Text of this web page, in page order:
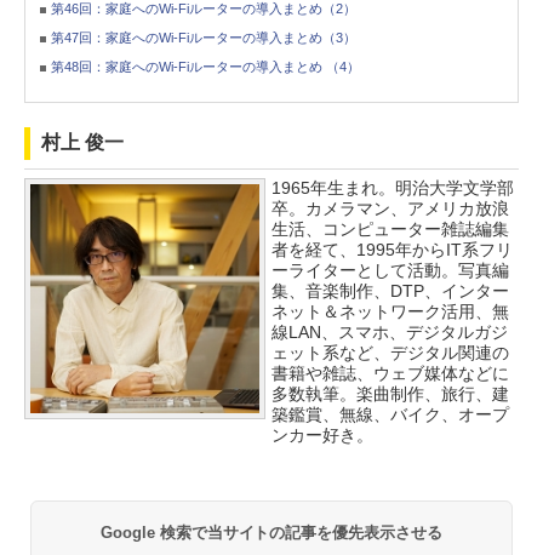
第46回：家庭へのWi-Fiルーターの導入まとめ（2）
第47回：家庭へのWi-Fiルーターの導入まとめ（3）
第48回：家庭へのWi-Fiルーターの導入まとめ （4）
村上 俊一
1965年生まれ。明治大学文学部
卒。カメラマン、アメリカ放浪
生活、コンピューター雑誌編集
者を経て、1995年からIT系フリ
ーライターとして活動。写真編
集、音楽制作、DTP、インター
ネット＆ネットワーク活用、無
線LAN、スマホ、デジタルガジ
ェット系など、デジタル関連の
書籍や雑誌、ウェブ媒体などに
多数執筆。楽曲制作、旅行、建
築鑑賞、無線、バイク、オープ
ンカー好き。
Google 検索で当サイトの記事を優先表示させる